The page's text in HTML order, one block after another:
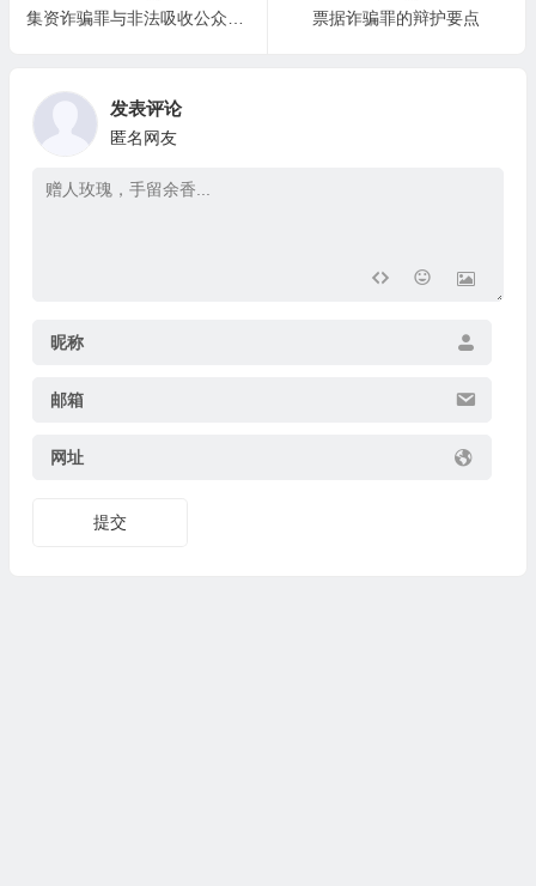
票据诈骗罪的辩护要点
发表评论
匿名网友
昵称
邮箱
网址
提交